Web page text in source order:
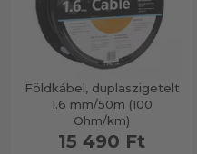
Földkábel, duplaszigetelt
1.6 mm/50m (100
Ohm/km)
15 490 Ft